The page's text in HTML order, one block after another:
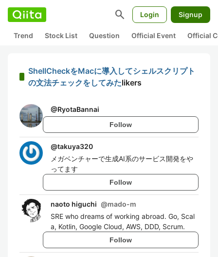
search Login Signup
Trend Stock List Question Official Event Official
ShellCheckをMacに導入してシェルスクリプト
の文法チェックをしてみたlikers
@RyotaBannai
Follow
@takuya320
メガベンチャーで生成AI系のサービス開発をや
ってます
Follow
naoto higuchi @mado-m
SRE who dreams of working abroad. Go, Scal
a, Kotlin, Google Cloud, AWS, DDD, Scrum.
Follow